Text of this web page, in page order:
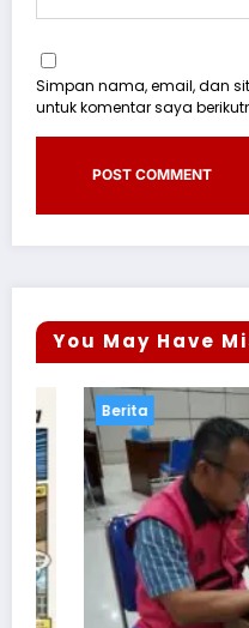
Simpan nama, email, dan
untuk komentar saya
You May Have
Berita